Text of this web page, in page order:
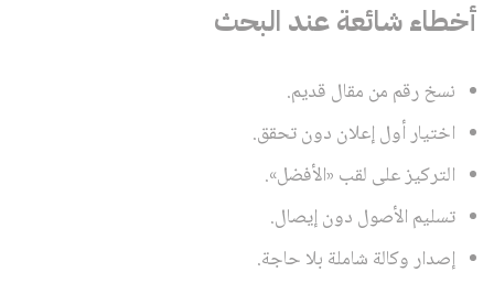
أخطاء شائعة عند البحث
نسخ رقم من مقال قديم.
اختيار أول إعلان دون تحقق.
التركيز على لقب «الأفضل».
تسليم الأصول دون إيصال.
إصدار وكالة شاملة بلا حاجة.